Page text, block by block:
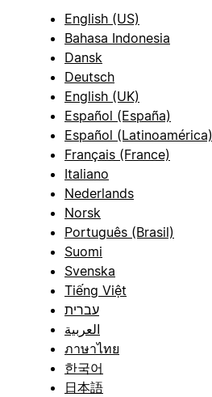
English (US)
Bahasa Indonesia
Dansk
Deutsch
English (UK)
Español (España)
Español (Latinoamérica)
Français (France)
Italiano
Nederlands
Norsk
Português (Brasil)
Suomi
Svenska
Tiếng Việt
עברית
العربية
ภาษาไทย
한국어
日本語